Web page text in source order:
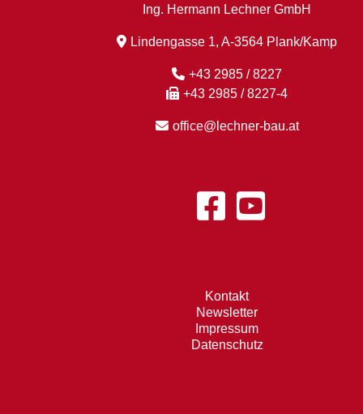
Ing. Hermann Lechner GmbH
Lindengasse 1, A-3564 Plank/Kamp
+43 2985 / 8227
+43 2985 / 8227-4
office@lechner-bau.at
Kontakt
Newsletter
Impressum
Datenschutz